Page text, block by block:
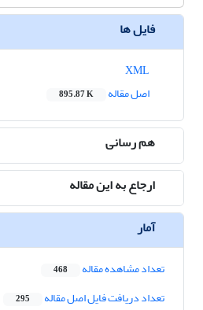
فایل ها
اصل مقاله
895.87 K
هم رسانی
ارجاع به این مقاله
آمار
تعداد مشاهده مقاله 468
تعداد دریافت فایل اصل مقاله 295